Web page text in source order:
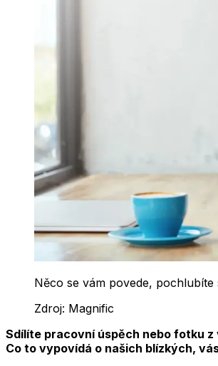
Něco se vám povede,
Zdroj: Magnific
Sdílíte pracovní úspěch nebo fotku
Co to vypovídá o našich blízkých,